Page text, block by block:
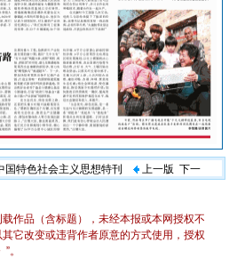
国特色社会主义思想特刊 上一版 下一